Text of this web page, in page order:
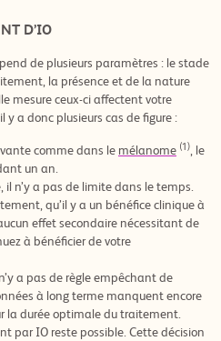
D’IO
de plusieurs paramètres : le stade
la présence et de la nature
mesure ceux-ci affectent votre
a donc plusieurs cas de figure :
comme dans le mélanome (1), le
un an.
il n’y a pas de limite dans le temps.
qu’il y a un bénéfice clinique à
effet secondaire nécessitant de
à bénéficier de votre
a pas de règle empêchant de
à long terme manquent encore
la durée optimale du traitement.
par IO reste possible. Cette décision